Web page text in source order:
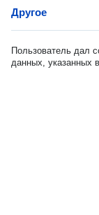
Другое
Пользователь дал
данных, указанных